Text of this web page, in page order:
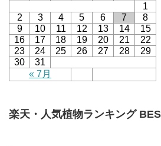
« 7月
1
2
3 4 5 6 7
8
9
10 11 12 13 14
15
16
17 18 19 20 21
22
23
24 25 26 27 28
29
30
31
楽天・人気植物ランキング